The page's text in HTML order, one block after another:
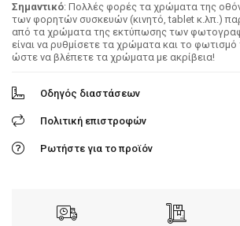
Σημαντικό: Πολλές φορές τα χρώματα της
των φορητών συσκευών (κινητό, tablet κ.λπ.)
από τα χρώματα της εκτύπωσης των
είναι να ρυθμίσετε τα χρώματα και το
ώστε να βλέπετε τα χρώματα με ακρίβεια!
Οδηγός διαστάσεων
Πολιτική επιστροφών
Ρωτήστε για το προϊόν